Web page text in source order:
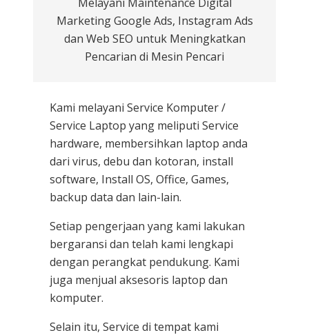
Marketing Google Ads, Instagram Ads
dan Web SEO untuk Meningkatkan
Pencarian di Mesin Pencari
Kami melayani Service Komputer /
Service Laptop yang meliputi Service
hardware, membersihkan laptop anda
dari virus, debu dan kotoran, install
software, Install OS, Office, Games,
backup data dan lain-lain.
Setiap pengerjaan yang kami lakukan
bergaransi dan telah kami lengkapi
dengan perangkat pendukung. Kami
juga menjual aksesoris laptop dan
komputer.
Selain itu, Service di tempat kami